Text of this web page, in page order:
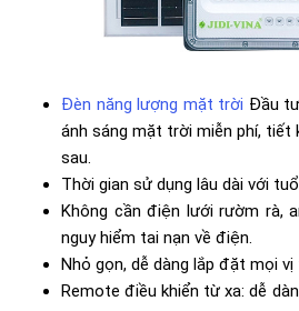
Đèn năng lượng mặt trời Đầu
ánh sáng mặt trời miễn phí, tiết
sau.
Thời gian sử dụng lâu dài với
Không cần điện lưới rườm rà,
nguy hiểm tai nạn về điện.
Nhỏ gọn, dễ dàng lắp đặt mọi vị
Remote điều khiển từ xa: dễ